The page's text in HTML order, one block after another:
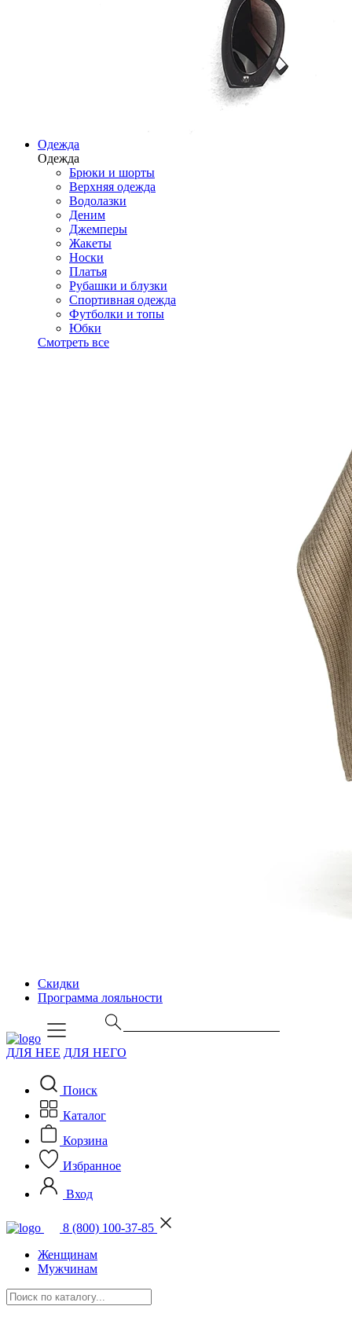
Одежда
Одежда
Брюки и шорты
Верхняя одежда
Водолазки
Деним
Джемперы
Жакеты
Носки
Платья
Рубашки и блузки
Спортивная одежда
Футболки и топы
Юбки
Смотреть все
Скидки
Программа лояльности
ДЛЯ НЕЕ ДЛЯ НЕГО
Поиск
Каталог
Корзина
Избранное
Вход
8 (800) 100-37-85
Женщинам
Мужчинам